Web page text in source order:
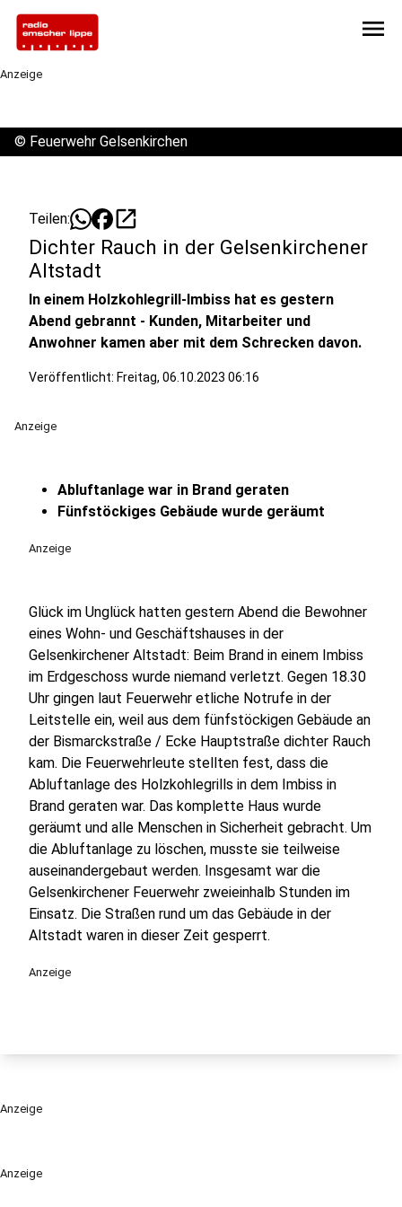
menu
Anzeige
Anzeige
© Feuerwehr Gelsenkirchen
Teilen: open_in_new
Dichter Rauch in der Gelsenkirchener
Altstadt
In einem Holzkohlegrill-Imbiss hat es gestern
Abend gebrannt - Kunden, Mitarbeiter und
Anwohner kamen aber mit dem Schrecken davon.
Veröffentlicht: Freitag, 06.10.2023 06:16
Anzeige
Abluftanlage war in Brand geraten
Fünfstöckiges Gebäude wurde geräumt
Anzeige
Glück im Unglück hatten gestern Abend die Bewohner
eines Wohn- und Geschäftshauses in der
Gelsenkirchener Altstadt: Beim Brand in einem Imbiss
im Erdgeschoss wurde niemand verletzt. Gegen 18.30
Uhr gingen laut Feuerwehr etliche Notrufe in der
Leitstelle ein, weil aus dem fünfstöckigen Gebäude an
der Bismarckstraße / Ecke Hauptstraße dichter Rauch
kam. Die Feuerwehrleute stellten fest, dass die
Abluftanlage des Holzkohlegrills in dem Imbiss in
Brand geraten war. Das komplette Haus wurde
geräumt und alle Menschen in Sicherheit gebracht. Um
die Abluftanlage zu löschen, musste sie teilweise
auseinandergebaut werden. Insgesamt war die
Gelsenkirchener Feuerwehr zweieinhalb Stunden im
Einsatz. Die Straßen rund um das Gebäude in der
Altstadt waren in dieser Zeit gesperrt.
Anzeige
Anzeige